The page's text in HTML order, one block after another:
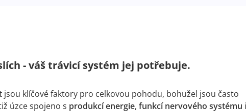
- váš trávicí systém jej potřebuje.
jsou klíčové faktory pro celkovou pohodu, bohužel jsou často
úzce spojeno s produkcí energie, funkcí nervového systému i